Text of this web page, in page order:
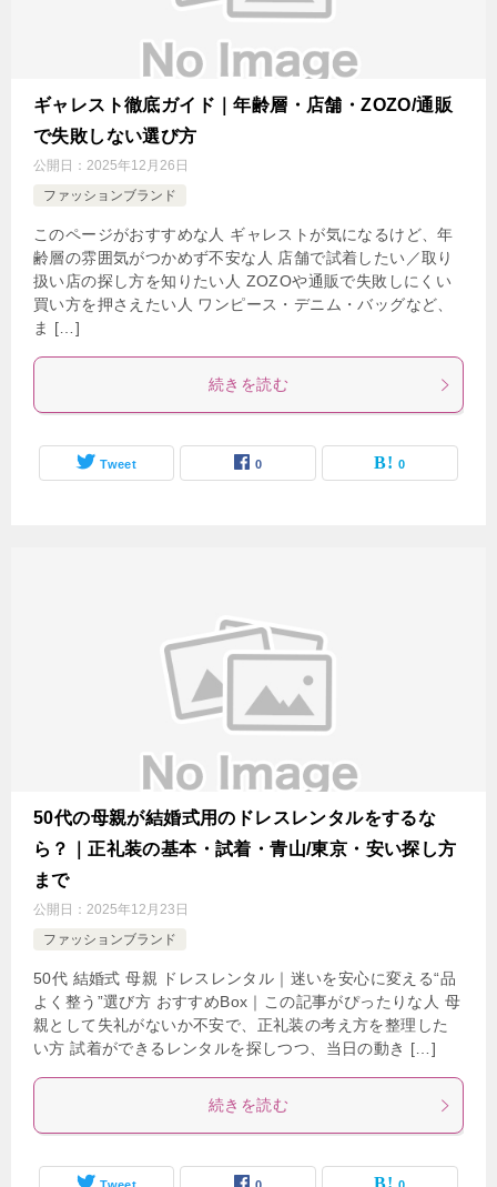
ギャレスト徹底ガイド｜年齢層・店舗・ZOZO/通販
で失敗しない選び方
公開日： 2025年12月26日
ファッションブランド
このページがおすすめな人 ギャレストが気になるけど、年
齢層の雰囲気がつかめず不安な人 店舗で試着したい／取り
扱い店の探し方を知りたい人 ZOZOや通販で失敗しにくい
買い方を押さえたい人 ワンピース・デニム・バッグなど、
ま […]
続きを読む
Tweet 0 0
50代の母親が結婚式用のドレスレンタルをするな
ら？｜正礼装の基本・試着・青山/東京・安い探し方
まで
公開日： 2025年12月23日
ファッションブランド
50代 結婚式 母親 ドレスレンタル｜迷いを安心に変える“品
よく整う”選び方 おすすめBox｜この記事がぴったりな人 母
親として失礼がないか不安で、正礼装の考え方を整理した
い方 試着ができるレンタルを探しつつ、当日の動き […]
続きを読む